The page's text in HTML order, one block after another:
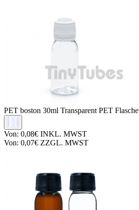
PET boston 30ml Transparent PET Flasche
Von: 0,08€ INKL. MWST
Von: 0,07€ ZZGL. MWST